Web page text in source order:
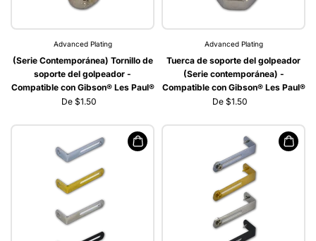
Advanced Plating
(Serie Contemporánea) Tornillo de
soporte del golpeador -
Compatible con Gibson® Les Paul®
De $1.50
Advanced Plating
Tuerca de soporte del golpeador
(Serie contemporánea) -
Compatible con Gibson® Les Paul®
De $1.50